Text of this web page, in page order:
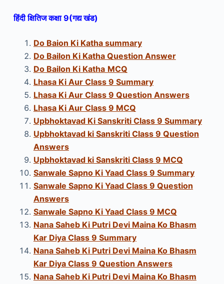
हिंदी क्षितिज कक्षा 9(गद्य खंड)
Do Baion Ki Katha summary
Do Bailon Ki Katha Question Answer
Do Bailon Ki Katha MCQ
Lhasa Ki Aur Class 9 Summary
Lhasa Ki Aur Class 9 Question Answers
Lhasa Ki Aur Class 9 MCQ
Upbhoktavad Ki Sanskriti Class 9 Summary
Upbhoktavad ki Sanskriti Class 9 Question
Answers
Upbhoktavad ki Sanskriti Class 9 MCQ
Sanwale Sapno Ki Yaad Class 9 Summary
Sanwale Sapno Ki Yaad Class 9 Question
Answers
Sanwale Sapno Ki Yaad Class 9 MCQ
Nana Saheb Ki Putri Devi Maina Ko Bhasm
Kar Diya Class 9 Summary
Nana Saheb Ki Putri Devi Maina Ko Bhasm
Kar Diya Class 9 Question Answers
Nana Saheb Ki Putri Devi Maina Ko Bhasm